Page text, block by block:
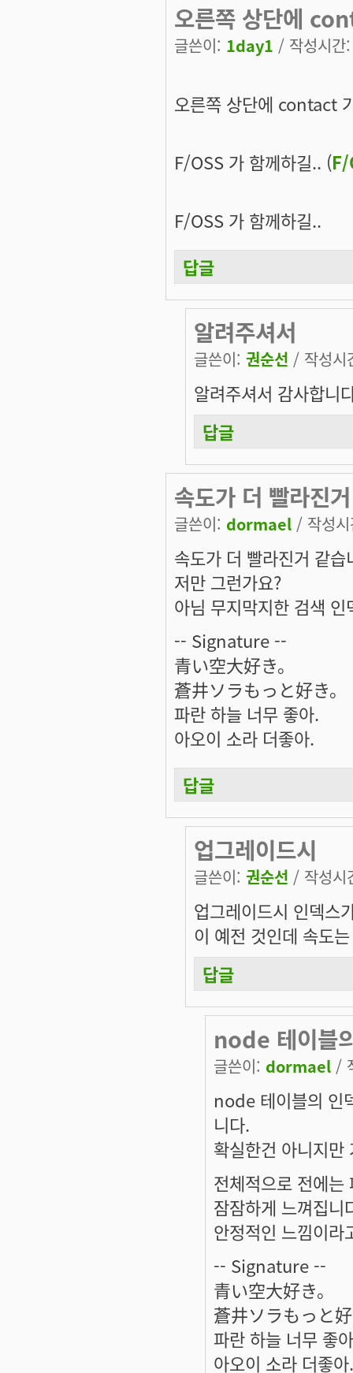
오른쪽 상단에
글쓴이: 1day1 / 작성시
오른쪽 상단에 contact
F/OSS 가 함께하길.. (F/
F/OSS 가 함께하길..
답글
알려주셔서
글쓴이: 권순선 / 작성
알려주셔서 감사합니
답글
속도가 더 빨라진거
글쓴이: dormael / 작성
속도가 더 빨라진거 같습
저만 그런가요?
아님 무지막지한 검색
-- Signature --
青い空大好き。
蒼井ソラもっと好き。
파란 하늘 너무 좋아.
아오이 소라 더좋아.
답글
업그레이드시
글쓴이: 권순선 / 작성
업그레이드시 인덱
이 예전 것인데 속도
답글
node 테이블
글쓴이: dormael /
node 테이블의 인
니다.
확실한건 아니지만
전체적으로 전에는
잠잠하게 느껴집니
안정적인 느낌이라
-- Signature --
青い空大好き。
蒼井ソラもっと
파란 하늘 너무 좋
아오이 소라 더좋아.